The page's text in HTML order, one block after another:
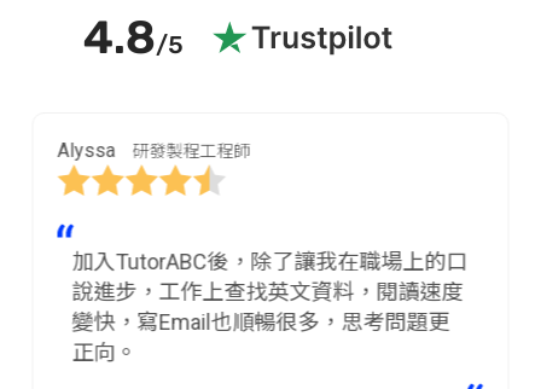
4.8/5
Alyssa 研發製程工程師
加入TutorABC後，除了讓我在職場上的口
說進步，工作上查找英文資料，閱讀速度
變快，寫Email也順暢很多，思考問題更
正向。